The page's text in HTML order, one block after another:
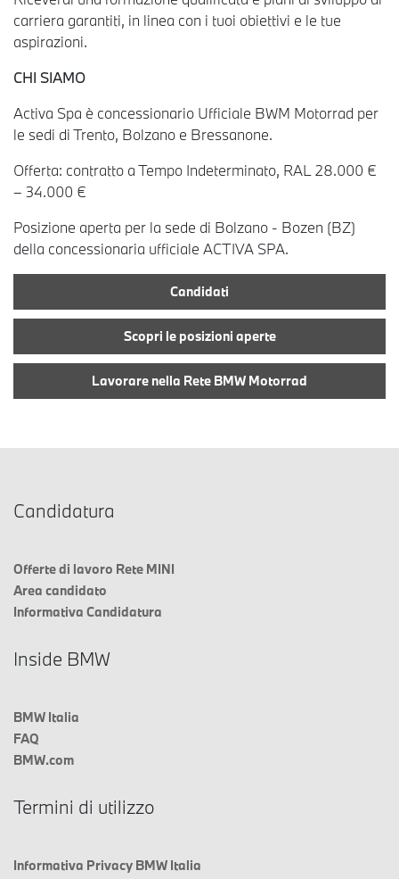
carriera garantiti, in linea con i tuoi obiettivi e le tue
aspirazioni.
CHI SIAMO
Activa Spa è concessionario Ufficiale BWM Motorrad per
le sedi di Trento, Bolzano e Bressanone.
Offerta: contratto a Tempo Indeterminato, RAL 28.000 €
– 34.000 €
Posizione aperta per la sede di Bolzano - Bozen (BZ)
della concessionaria ufficiale ACTIVA SPA.
Candidati
Scopri le posizioni aperte
Lavorare nella Rete BMW Motorrad
Candidatura
Offerte di lavoro Rete MINI
Area candidato
Informativa Candidatura
Inside BMW
BMW Italia
FAQ
BMW.com
Termini di utilizzo
Informativa Privacy BMW Italia